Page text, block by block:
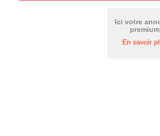
Ici votre
premium
En savoir